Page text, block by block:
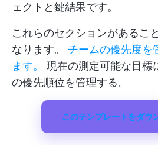
ェクトと鍵結果です。
これらのセクションがあるこ
なります。 チームの優先度を
ます。
現在の測定可能な目標
の優先順位を管理する。
このテンプレートをダウ